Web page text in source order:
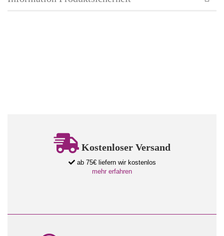
Kostenloser Versand
ab 75€ liefern wir kostenlos
mehr erfahren